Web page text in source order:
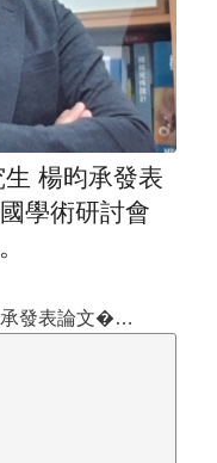
楊昀承發表
學術研討會
承發表論文�…